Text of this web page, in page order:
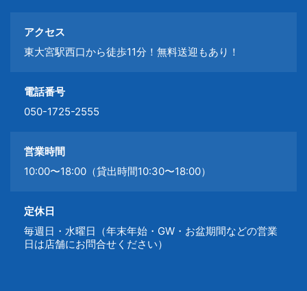
アクセス
東大宮駅西口から徒歩11分！無料送迎もあり！
電話番号
050-1725-2555
営業時間
10:00〜18:00（貸出時間10:30〜18:00）
定休日
毎週日・水曜日（年末年始・GW・お盆期間などの営業
日は店舗にお問合せください）